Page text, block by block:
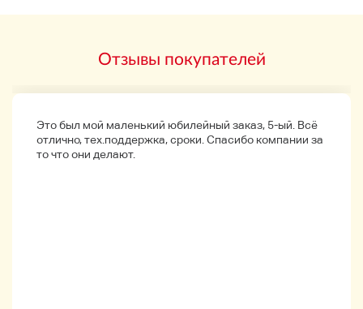
10,5 см
● Аксессуары: Твердый корпус, 5 струн, выбор
Отзывы покупателей
Это был мой маленький юбилейный заказ, 5-ый. Всё
отлично, тех.поддержка, сроки. Спасибо компании за
то что они делают.